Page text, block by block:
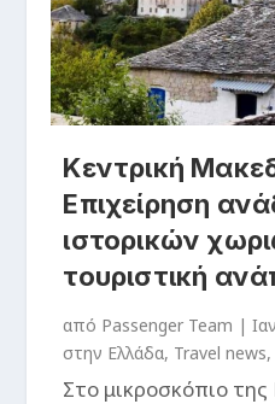
Κεντρική
Επιχείρηση
ιστορικών
τουριστική
από Passenger Team |
στην Ελλάδα, Travel news,
Στο μικροσκόπιο της